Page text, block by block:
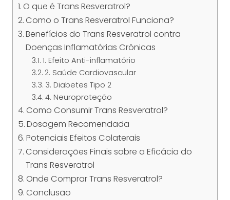
O que é Trans Resveratrol?
Como o Trans Resveratrol Funciona?
Benefícios do Trans Resveratrol contra
Doenças Inflamatórias Crônicas
1. Efeito Anti-inflamatório
2. Saúde Cardiovascular
3. Diabetes Tipo 2
4. Neuroproteção
Como Consumir Trans Resveratrol?
Dosagem Recomendada
Potenciais Efeitos Colaterais
Considerações Finais sobre a Eficácia do
Trans Resveratrol
Onde Comprar Trans Resveratrol?
Conclusão